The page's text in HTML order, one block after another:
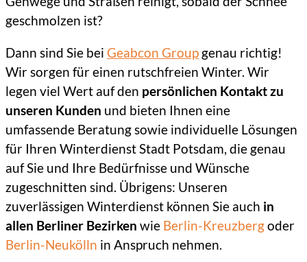
geschmolzen ist?
Dann sind Sie bei Geabcon Group genau richtig!
Wir sorgen für einen rutschfreien Winter. Wir
legen viel Wert auf den persönlichen Kontakt zu
unseren Kunden und bieten Ihnen eine
umfassende Beratung sowie individuelle Lösungen
für Ihren Winterdienst Stadt Potsdam, die genau
auf Sie und Ihre Bedürfnisse und Wünsche
zugeschnitten sind. Übrigens: Unseren
zuverlässigen Winterdienst können Sie auch in
allen Berliner Bezirken wie Berlin-Kreuzbergoder
Berlin-Neukölln in Anspruch nehmen.